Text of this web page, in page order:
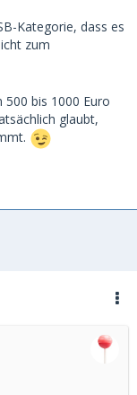
Kategorie, dass es
zum
bis 1000 Euro
glaubt,